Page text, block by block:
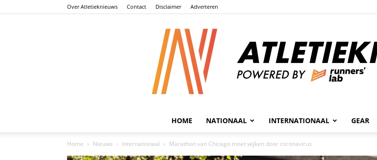
Over Atletieknieuws Contact Disclaimer Adverteren
HOME NATIONAAL INTERNATIONAAL GEAR
Home Nieuws Internationaal Marathon van Chicago moet wijken door coronavirus